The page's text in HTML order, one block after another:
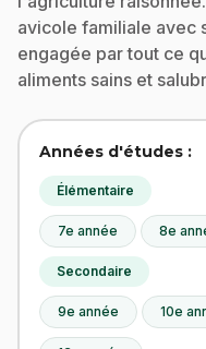
avicole familiale avec
engagée par tout ce
aliments sains et
Années d'études :
Élémentaire
7e année 8e
Secondaire
9e année 10e